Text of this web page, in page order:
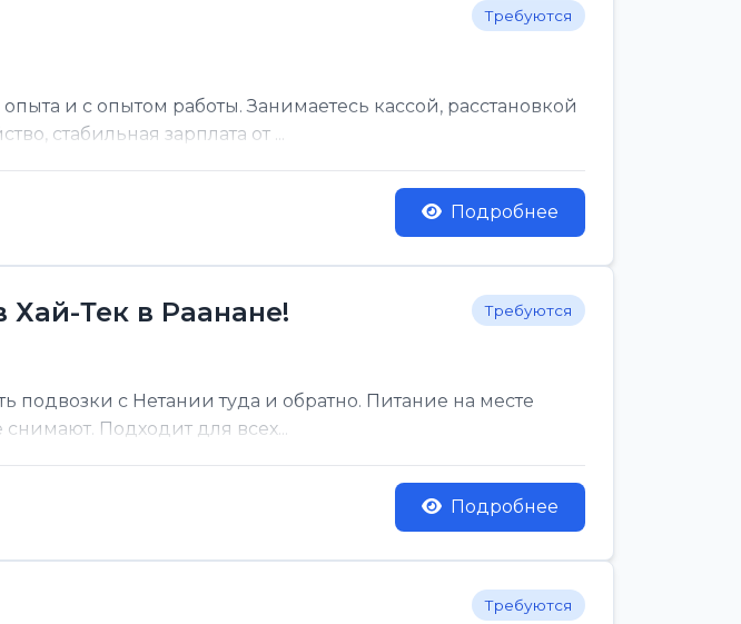
Требуются
и с опытом работы. Занимаетесь кассой, расстановкой
стабильная зарплата от ...
Подробнее
Тек в Раанане! Требуются
подвозки с Нетании туда и обратно. Питание на месте
Подходит для всех...
Подробнее
Требуются